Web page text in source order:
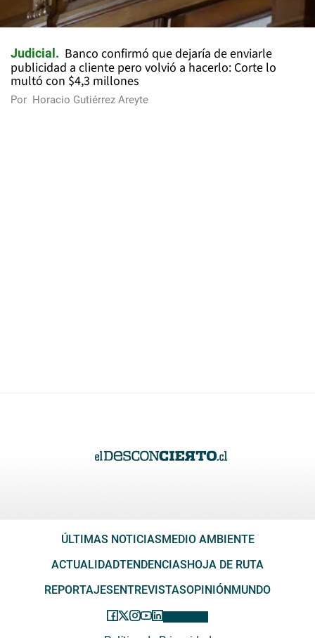
Judicial
Banco confirmó que dejaría de enviarle
publicidad a cliente pero volvió a hacerlo: Corte lo
multó con $4,3 millones
Por Horacio Gutiérrez Areyte
ÚLTIMAS NOTICIAS MEDIO AMBIENTE
ACTUALIDADTENDENCIAS HOJA DE RUTA
REPORTAJES ENTREVISTASOPINIÓN MUNDO